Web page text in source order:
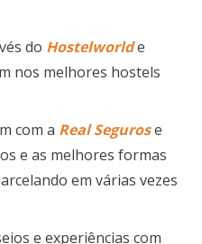
do Hostelworlde
nos melhores hostels
com a Real Segurose
e as melhores formas
em várias vezes
e experiências com